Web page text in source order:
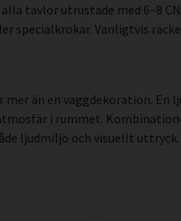
tavlor utrustade med 6–8
specialkrokar. Vanligtvis
mer än en väggdekoration. En
i rummet.
ljudmiljö och visuellt uttryck.